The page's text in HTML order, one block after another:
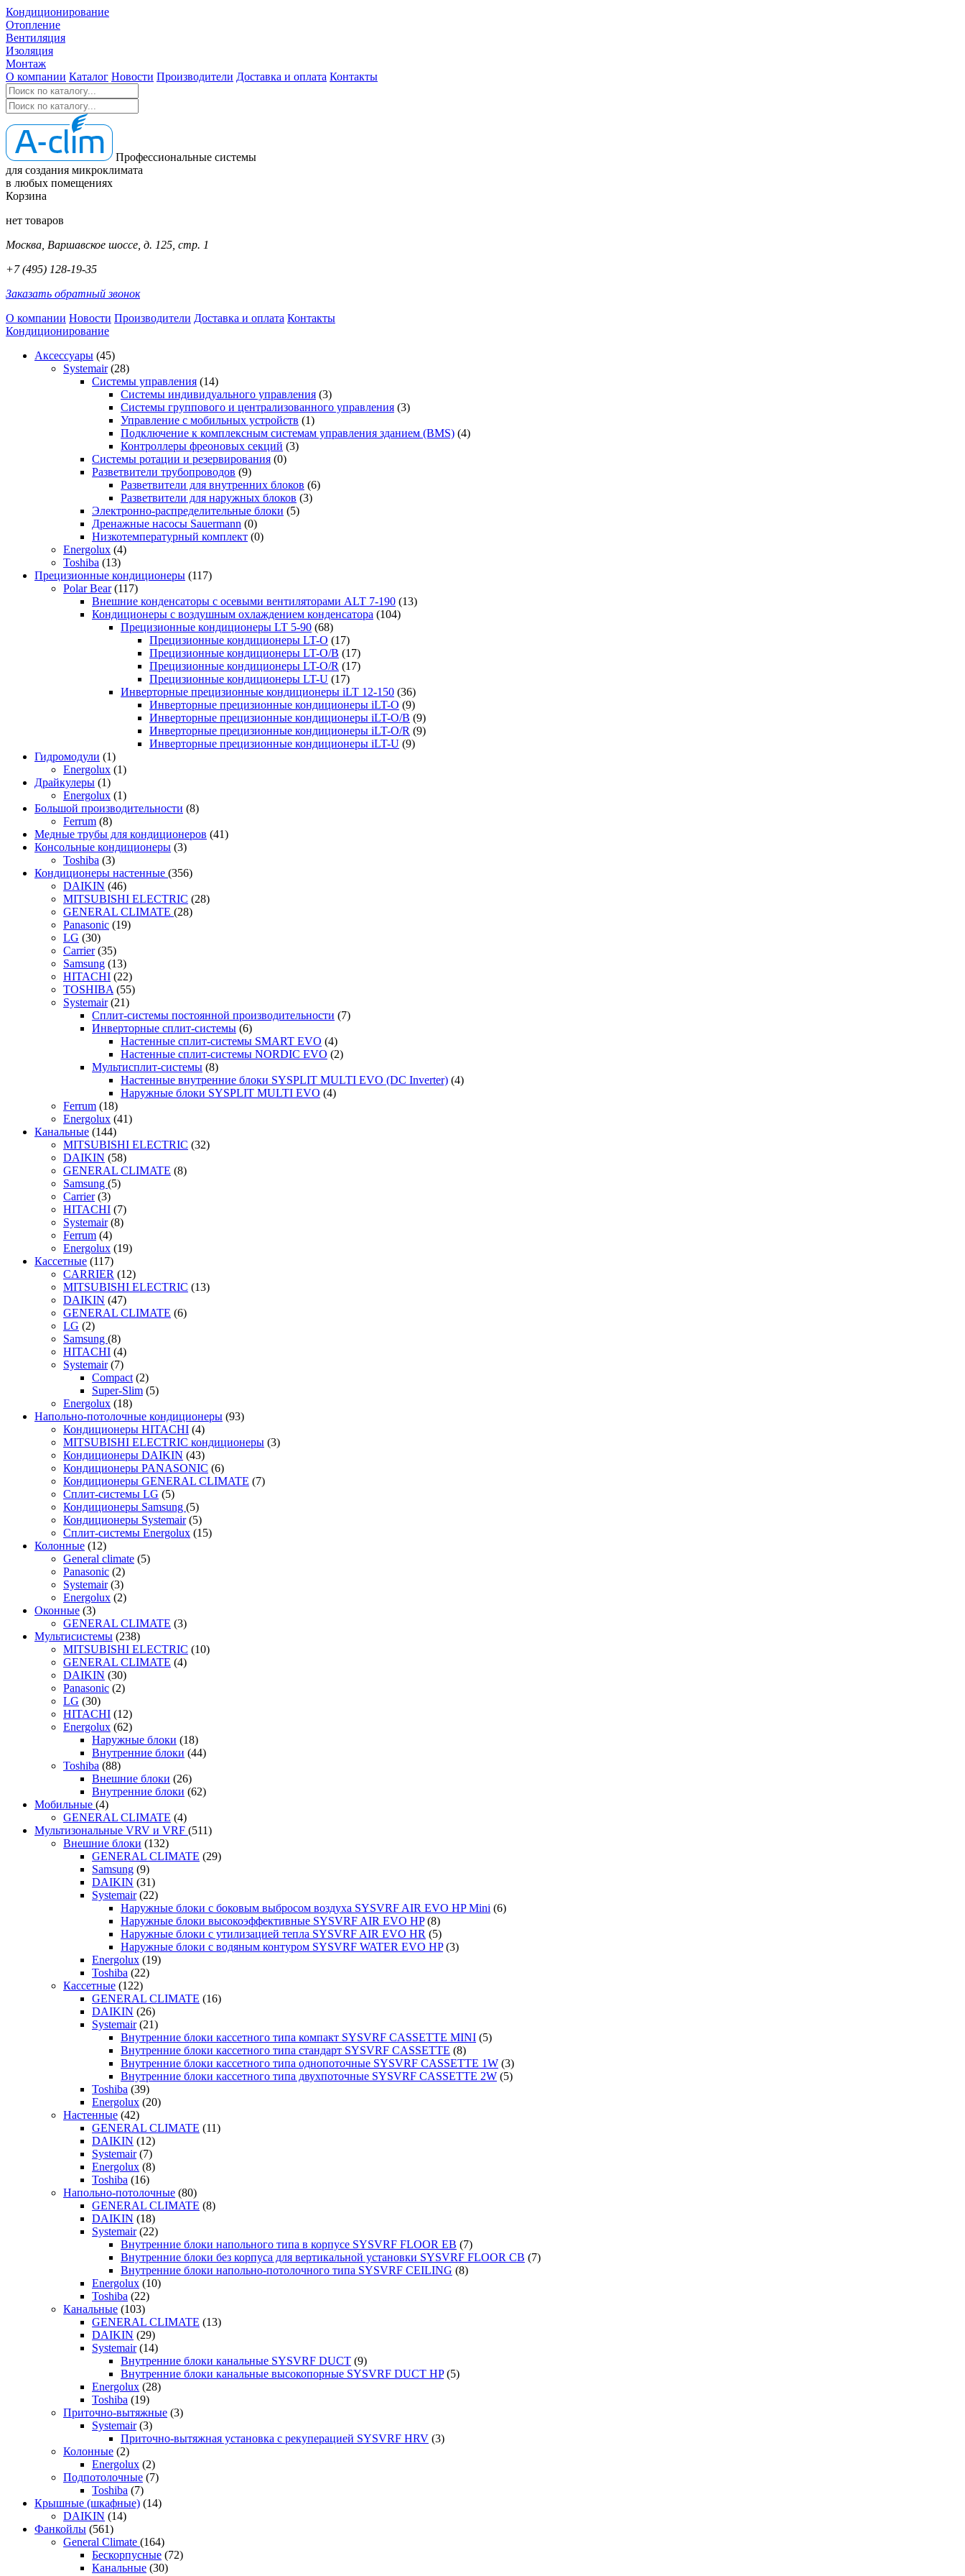
Кондиционирование
Отопление
Вентиляция
Изоляция
Монтаж
О компании Каталог Новости Производители Доставка и оплата Контакты
Профессиональные системы
для создания микроклимата
в любых помещениях
Корзина
нет товаров
Москва, Варшавское шоссе, д. 125, стр. 1
+7 (495) 128-19-35
Заказать обратный звонок
О компании Новости Производители Доставка и оплата Контакты
Кондиционирование
Аксессуары (45)
Systemair (28)
Системы управления (14)
Системы индивидуального управления (3)
Системы группового и централизованного управления (3)
Управление с мобильных устройств (1)
Подключение к комплексным системам управления зданием (BMS) (4)
Контроллеры фреоновых секций (3)
Системы ротации и резервирования (0)
Разветвители трубопроводов (9)
Разветвители для внутренних блоков (6)
Разветвители для наружных блоков (3)
Электронно-распределительные блоки (5)
Дренажные насосы Sauermann (0)
Низкотемпературный комплект (0)
Energolux (4)
Toshiba (13)
Прецизионные кондиционеры (117)
Polar Bear (117)
Внешние конденсаторы с осевыми вентиляторами ALT 7-190 (13)
Кондиционеры с воздушным охлаждением конденсатора (104)
Прецизионные кондиционеры LT 5-90 (68)
Прецизионные кондиционеры LT-O (17)
Прецизионные кондиционеры LT-O/B (17)
Прецизионные кондиционеры LT-O/R (17)
Прецизионные кондиционеры LT-U (17)
Инверторные прецизионные кондиционеры iLT 12-150 (36)
Инверторные прецизионные кондиционеры iLT-O (9)
Инверторные прецизионные кондиционеры iLT-O/B (9)
Инверторные прецизионные кондиционеры iLT-O/R (9)
Инверторные прецизионные кондиционеры iLT-U (9)
Гидромодули (1)
Energolux (1)
Драйкулеры (1)
Energolux (1)
Большой производительности (8)
Ferrum (8)
Медные трубы для кондиционеров (41)
Консольные кондиционеры (3)
Toshiba (3)
Кондиционеры настенные (356)
DAIKIN (46)
MITSUBISHI ELECTRIC (28)
GENERAL CLIMATE (28)
Panasonic (19)
LG (30)
Carrier (35)
Samsung (13)
HITACHI (22)
TOSHIBA (55)
Systemair (21)
Сплит-системы постоянной производительности (7)
Инверторные сплит-системы (6)
Настенные сплит-системы SMART EVO (4)
Настенные сплит-системы NORDIC EVO (2)
Мультисплит-системы (8)
Настенные внутренние блоки SYSPLIT MULTI EVO (DC Inverter) (4)
Наружные блоки SYSPLIT MULTI EVO (4)
Ferrum (18)
Energolux (41)
Канальные (144)
MITSUBISHI ELECTRIC (32)
DAIKIN (58)
GENERAL CLIMATE (8)
Samsung (5)
Carrier (3)
HITACHI (7)
Systemair (8)
Ferrum (4)
Energolux (19)
Кассетные (117)
CARRIER (12)
MITSUBISHI ELECTRIC (13)
DAIKIN (47)
GENERAL CLIMATE (6)
LG (2)
Samsung (8)
HITACHI (4)
Systemair (7)
Compact (2)
Super-Slim (5)
Energolux (18)
Напольно-потолочные кондиционеры (93)
Кондиционеры HITACHI (4)
MITSUBISHI ELECTRIC кондиционеры (3)
Кондиционеры DAIKIN (43)
Кондиционеры PANASONIC (6)
Кондиционеры GENERAL CLIMATE (7)
Сплит-системы LG (5)
Кондиционеры Samsung (5)
Кондиционеры Systemair (5)
Сплит-системы Energolux (15)
Колонные (12)
General climate (5)
Panasonic (2)
Systemair (3)
Energolux (2)
Оконные (3)
GENERAL CLIMATE (3)
Мультисистемы (238)
MITSUBISHI ELECTRIC (10)
GENERAL CLIMATE (4)
DAIKIN (30)
Panasonic (2)
LG (30)
HITACHI (12)
Energolux (62)
Наружные блоки (18)
Внутренние блоки (44)
Toshiba (88)
Внешние блоки (26)
Внутренние блоки (62)
Мобильные (4)
GENERAL CLIMATE (4)
Мультизональные VRV и VRF (511)
Внешние блоки (132)
GENERAL CLIMATE (29)
Samsung (9)
DAIKIN (31)
Systemair (22)
Наружные блоки с боковым выбросом воздуха SYSVRF AIR EVO HP Mini (6)
Наружные блоки высокоэффективные SYSVRF AIR EVO HP (8)
Наружные блоки с утилизацией тепла SYSVRF AIR EVO HR (5)
Наружные блоки с водяным контуром SYSVRF WATER EVO HP (3)
Energolux (19)
Toshiba (22)
Кассетные (122)
GENERAL CLIMATE (16)
DAIKIN (26)
Systemair (21)
Внутренние блоки кассетного типа компакт SYSVRF CASSETTE MINI (5)
Внутренние блоки кассетного типа стандарт SYSVRF CASSETTE (8)
Внутренние блоки кассетного типа однопоточные SYSVRF CASSETTE 1W (3)
Внутренние блоки кассетного типа двухпоточные SYSVRF CASSETTE 2W (5)
Toshiba (39)
Energolux (20)
Настенные (42)
GENERAL CLIMATE (11)
DAIKIN (12)
Systemair (7)
Energolux (8)
Toshiba (16)
Напольно-потолочные (80)
GENERAL CLIMATE (8)
DAIKIN (18)
Systemair (22)
Внутренние блоки напольного типа в корпусе SYSVRF FLOOR EB (7)
Внутренние блоки без корпуса для вертикальной установки SYSVRF FLOOR CB (7)
Внутренние блоки напольно-потолочного типа SYSVRF CEILING (8)
Energolux (10)
Toshiba (22)
Канальные (103)
GENERAL CLIMATE (13)
DAIKIN (29)
Systemair (14)
Внутренние блоки канальные SYSVRF DUCT (9)
Внутренние блоки канальные высокопорные SYSVRF DUCT HP (5)
Energolux (28)
Toshiba (19)
Приточно-вытяжные (3)
Systemair (3)
Приточно-вытяжная установка с рекуперацией SYSVRF HRV (3)
Колонные (2)
Energolux (2)
Подпотолочные (7)
Toshiba (7)
Крышные (шкафные) (14)
DAIKIN (14)
Фанкойлы (561)
General Climate (164)
Бескорпусные (72)
Канальные (30)